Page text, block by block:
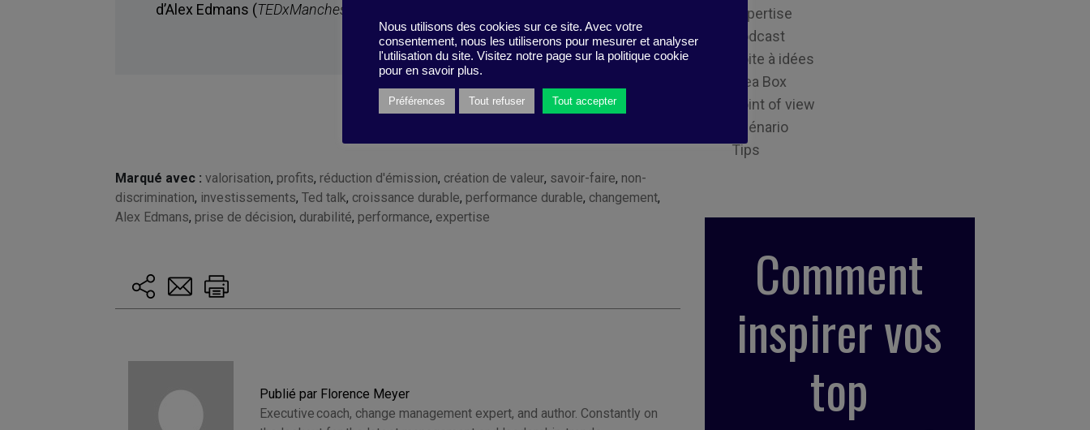
d’Alex Edmans (TEDxManchester
Marqué avec : valorisation, profits, réduction d'émission, création de valeur, savoir-faire, non-
discrimination, investissements, Ted talk, croissance durable, performance durable, changement,
Alex Edmans, prise de décision, durabilité, performance, expertise
Publié par Florence Meyer
Executive coach, change management expert, and author. Constantly on
Expertise
Podcast
Boite à idées
Idea Box
Point of view
Scénario
Tips
Comment
inspirer vos
top
Nous utilisons des cookies sur ce site. Avec votre
consentement, nous les utiliserons pour mesurer et analyser
l'utilisation du site. Visitez notre page sur la politique cookie
pour en savoir plus.
Préférences Tout refuser Tout accepter